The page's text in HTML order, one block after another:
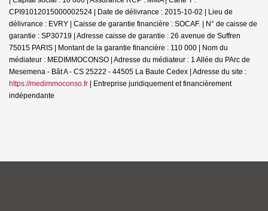
CPI91012015000002524 | Date de délivrance : 2015-10-02 | Lieu de
délivrance : EVRY | Caisse de garantie financière : SOCAF. | N° de caisse de
garantie : SP30719 | Adresse caisse de garantie : 26 avenue de Suffren
75015 PARIS | Montant de la garantie financière : 110 000 | Nom du
médiateur : MEDIMMOCONSO | Adresse du médiateur : 1 Allée du PArc de
Mesemena - Bât A - CS 25222 - 44505 La Baule Cedex | Adresse du site :
https://medimmoconso.fr | Entreprise juridiquement et financièrement
indépendante